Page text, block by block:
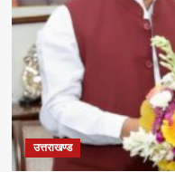
उत्तराखण्ड